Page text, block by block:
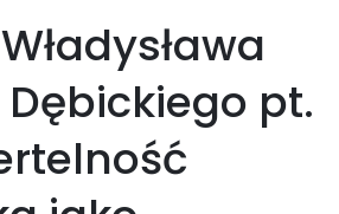
Dębickiego pt.